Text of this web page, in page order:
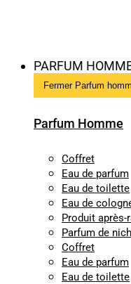
PARFUM
Fermer Parfum
Parfum Homme
Coffret
Eau de parfum
Eau de toilette
Eau de
Produit après-
Parfum de
Coffret
Eau de parfum
Eau de toilette